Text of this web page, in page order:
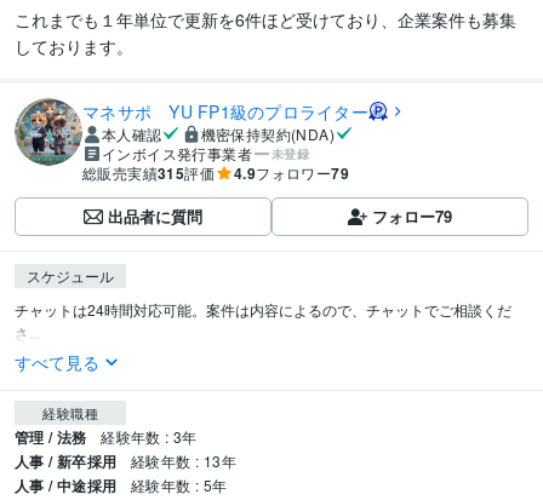
これまでも１年単位で更新を6件ほど受けており、企業案件も募集
しております。
マネサポ YU FP1級のプロライター
本人確認
機密保持契約(NDA)
インボイス発行事業者
未登録
総販売実績315評価 4.9フォロワー79
出品者に質問 フォロー79
スケジュール
チャットは24時間対応可能。案件は内容によるので、チャットでご相談くだ
さ...
すべて見る
経験職種
管理 / 法務 経験年数 : 3年
人事 / 新卒採用 経験年数 : 13年
人事 / 中途採用 経験年数 : 5年